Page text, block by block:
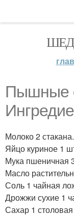
Пышные
Молоко 2 стакана.
Яйцо куриное 1
Мука пшеничная
Масло
Соль 1 чайная
Дрожжи сухие 1
Сахар 1